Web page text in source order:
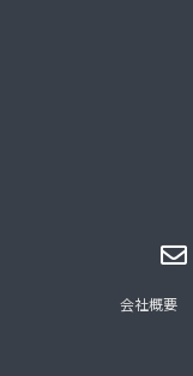
会社概要